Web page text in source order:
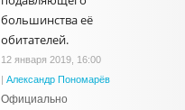
большинства её
обитателей.
12 января 2019, 16:00
| Александр Пономарёв
Официально